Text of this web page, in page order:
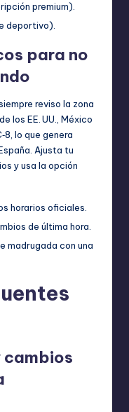
premium).
deportivo).
para no
reviso la zona
los EE. UU., México
lo que genera
Ajusta tu
y usa la opción
horarios oficiales.
de última hora.
madrugada con una
cambios